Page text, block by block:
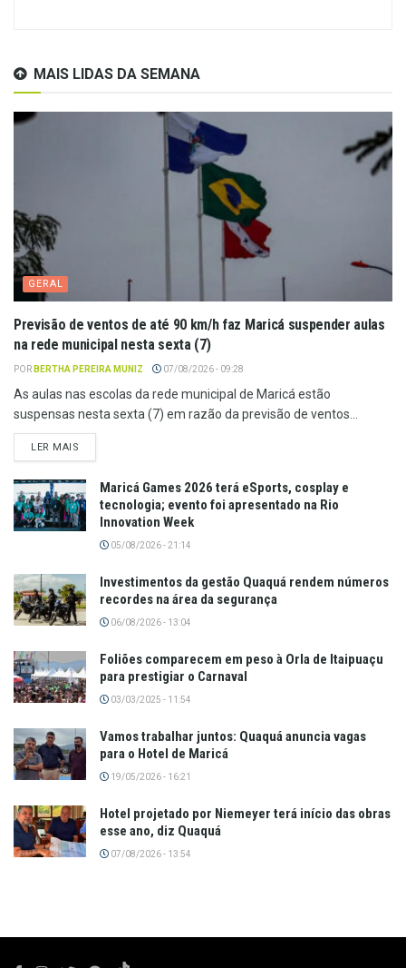
MAIS LIDAS DA SEMANA
GERAL
Previsão de ventos de até 90 km/h faz Maricá suspender aulas
na rede municipal nesta sexta (7)
POR BERTHA PEREIRA MUNIZ 07/08/2026 - 09:28
As aulas nas escolas da rede municipal de Maricá estão
suspensas nesta sexta (7) em razão da previsão de ventos...
LER MAIS
Maricá Games 2026 terá eSports, cosplay e
tecnologia; evento foi apresentado na Rio
Innovation Week
05/08/2026 - 21:14
Investimentos da gestão Quaquá rendem números
recordes na área da segurança
06/08/2026 - 13:04
Foliões comparecem em peso à Orla de Itaipuaçu
para prestigiar o Carnaval
03/03/2025 - 11:54
Vamos trabalhar juntos: Quaquá anuncia vagas
para o Hotel de Maricá
19/05/2026 - 16:21
Hotel projetado por Niemeyer terá início das obras
esse ano, diz Quaquá
07/08/2026 - 13:54